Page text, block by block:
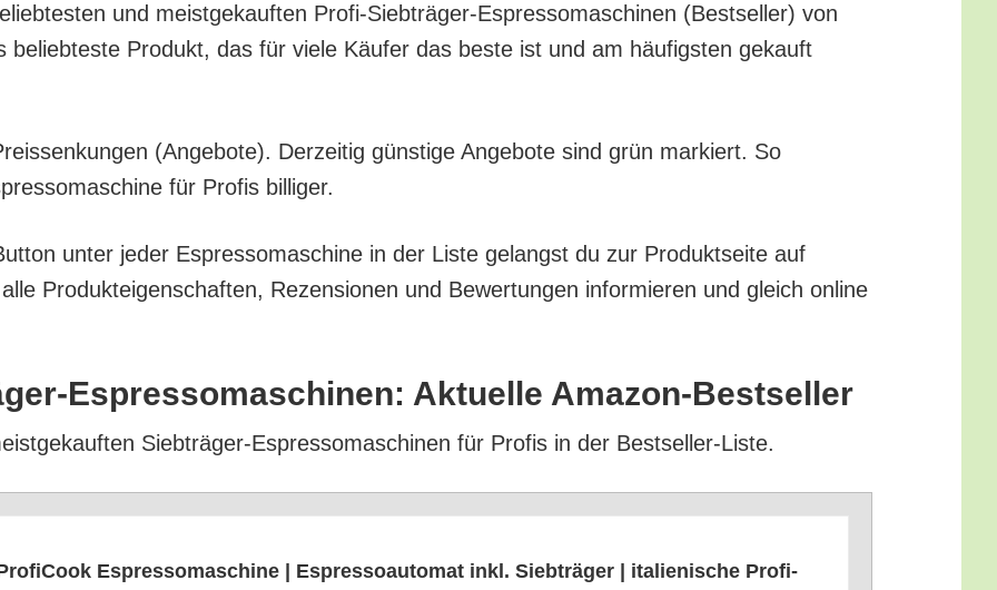
und meist­ge­kauf­ten Pro­fi-Sieb­trä­ger-Espres­so­ma­schi­nen (Best­sel­ler) von
Pro­dukt, das für vie­le Käu­fer das bes­te ist und am häu­figs­ten gekauft
(Ange­bo­te). Der­zei­tig güns­ti­ge Ange­bo­te sind grün mar­kiert. So
für Pro­fis billiger.
unter jeder Espres­so­ma­schi­ne in der Lis­te gelangst du zur Pro­dukt­sei­te auf
Pro­duk­tei­gen­schaf­ten, Rezen­sio­nen und Bewer­tun­gen infor­mie­ren und gleich online
Espres­so­ma­schi­nen: Aktu­el­le Amazon-Bestseller
Sieb­trä­ger-Espres­so­ma­schi­nen für Pro­fis in der Bestseller-Liste.
Espres­so­ma­schi­ne | Espres­so­au­to­mat inkl. Sieb­trä­ger | ita­lie­ni­sche Pro­fi-